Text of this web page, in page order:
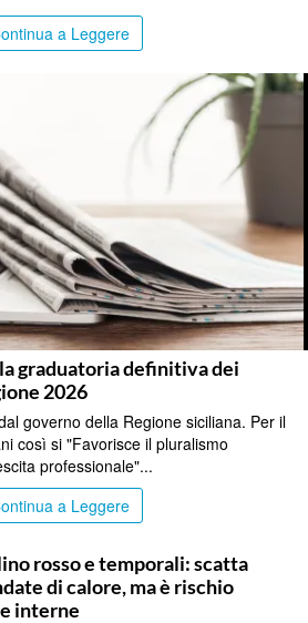
a Leggere
graduatoria definitiva dei
2026
governo della Regione siciliana. Per il
così si "Favorisce il pluralismo
professionale"...
a Leggere
rosso e temporali: scatta
di calore, ma è rischio
interne